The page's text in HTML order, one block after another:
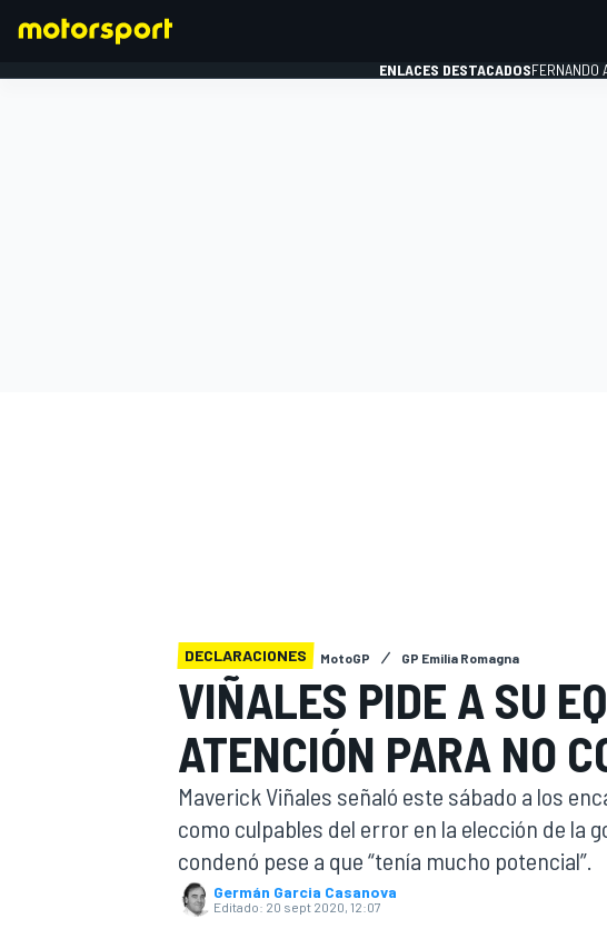
WEC FÓRMULA E
ENLACES DESTACADOSFERNANDO
DECLARACIONES MotoGP GP Emilia Romagna
VIÑALES PIDE A SU
ATENCIÓN PARA NO
Maverick Viñales señaló este sábado a los
como culpables del error en la elección de la
condenó pese a que “tenía mucho potencial”.
Germán Garcia Casanova
Editado: 20 sept 2020, 12:07